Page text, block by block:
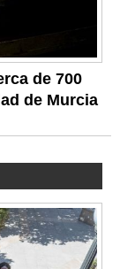
de 700
de Murcia